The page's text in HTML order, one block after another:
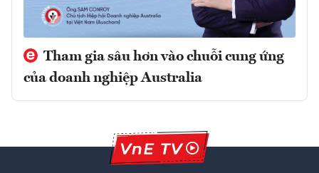
Tham gia sâu hơn vào chuỗi cung ứng
của doanh nghiệp Australia